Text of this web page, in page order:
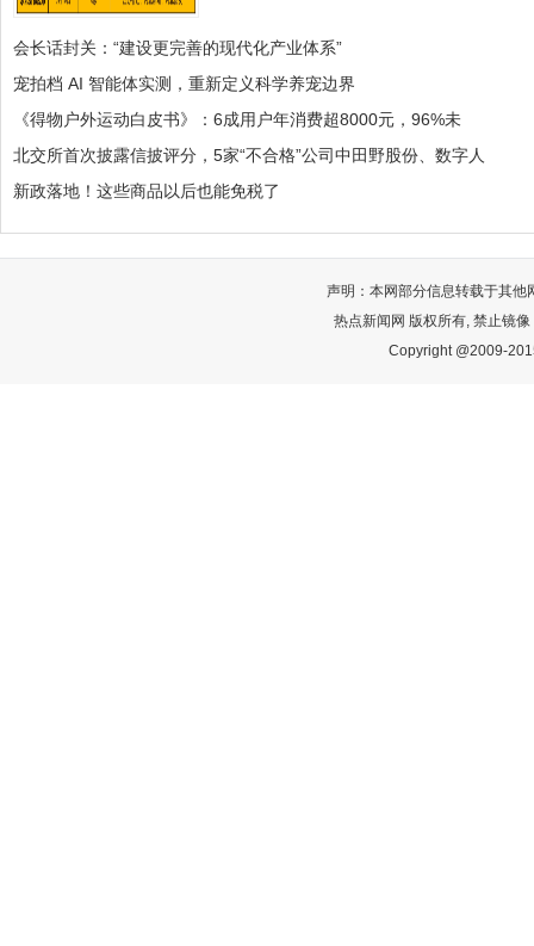
会长话封关：“建设更完善的现代化产业体系”
宠拍档 AI 智能体实测，重新定义科学养宠边界
《得物户外运动白皮书》：6成用户年消费超8000元，96%未
北交所首次披露信披评分，5家“不合格”公司中田野股份、数字人
新政落地！这些商品以后也能免税了
声明：本网部分信息转载于其他
热点新闻网 版权所有, 禁止镜
Copyright @2009-